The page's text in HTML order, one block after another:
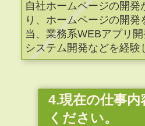
自社ホームページの開発
り、ホームページの開発
当、業務系WEBアプリ
システム開発などを経験
4.現在の仕事内
ください。